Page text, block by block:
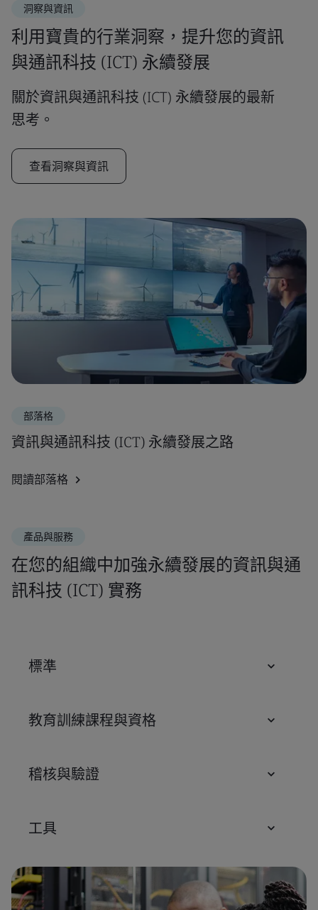
洞察與資訊
利用寶貴的行業洞察，提升您的資訊
與通訊科技 (ICT) 永續發展
關於資訊與通訊科技 (ICT) 永續發展的最新
思考。
查看洞察與資訊
部落格
資訊與通訊科技 (ICT) 永續發展之路
閱讀部落格
產品與服務
在您的組織中加強永續發展的資訊與通
訊科技 (ICT) 實務
標準
教育訓練課程與資格
稽核與驗證
工具